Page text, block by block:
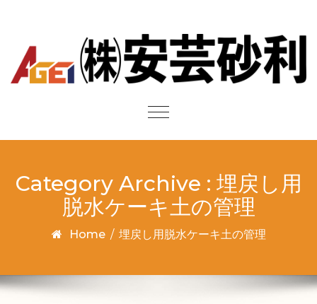
Toggle
Category Archive : 埋戻し用
脱水ケーキ土の管理
Home / 埋戻し用脱水ケーキ土の管理